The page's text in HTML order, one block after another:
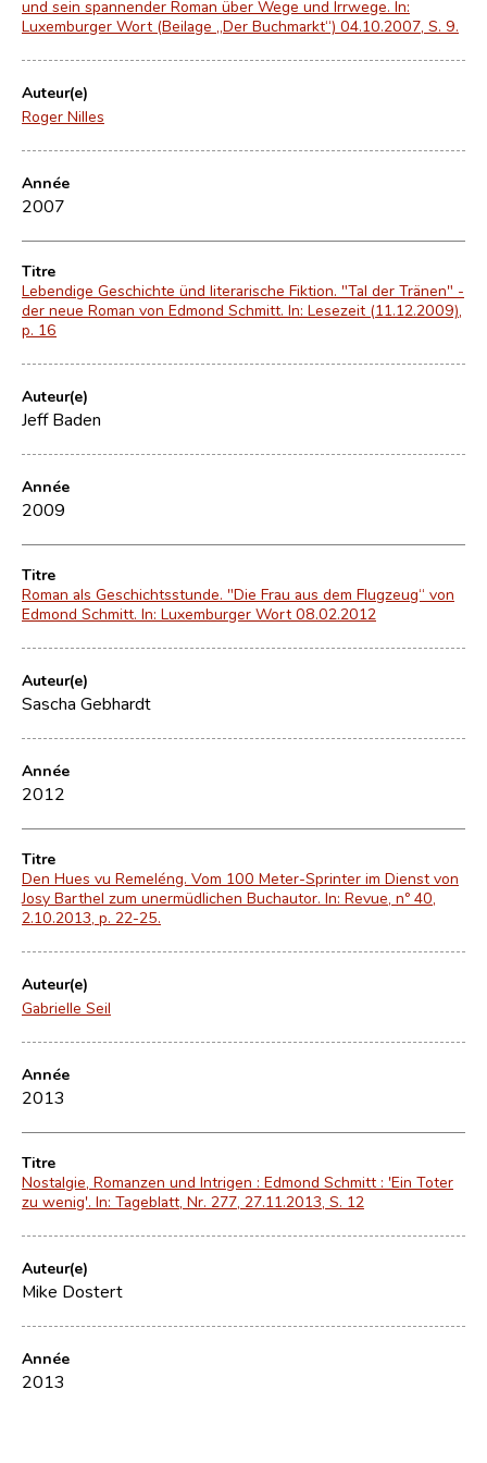
und sein spannender Roman über Wege und Irrwege. In:
Luxemburger Wort (Beilage „Der Buchmarkt“) 04.10.2007, S. 9.
Auteur(e)
Roger Nilles
Année
2007
Titre
Lebendige Geschichte ünd literarische Fiktion. "Tal der Tränen" -
der neue Roman von Edmond Schmitt. In: Lesezeit (11.12.2009),
p. 16
Auteur(e)
Jeff Baden
Année
2009
Titre
Roman als Geschichtsstunde. "Die Frau aus dem Flugzeug“ von
Edmond Schmitt. In: Luxemburger Wort 08.02.2012
Auteur(e)
Sascha Gebhardt
Année
2012
Titre
Den Hues vu Remeléng. Vom 100 Meter-Sprinter im Dienst von
Josy Barthel zum unermüdlichen Buchautor. In: Revue, nº 40,
2.10.2013, p. 22-25.
Auteur(e)
Gabrielle Seil
Année
2013
Titre
Nostalgie, Romanzen und Intrigen : Edmond Schmitt : 'Ein Toter
zu wenig'. In: Tageblatt, Nr. 277, 27.11.2013, S. 12
Auteur(e)
Mike Dostert
Année
2013